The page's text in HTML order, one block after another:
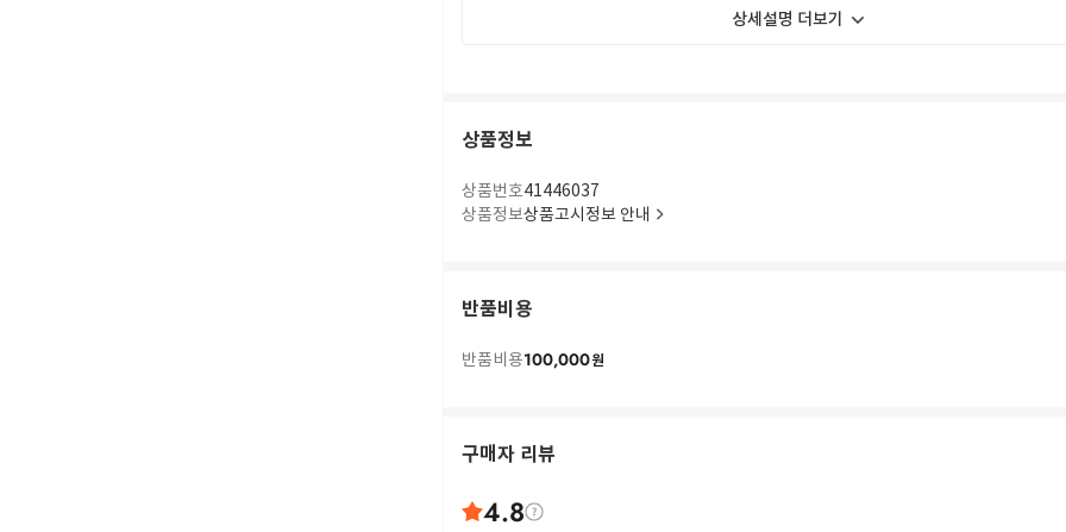
상세설명 더보기
상품정보
상품번호41446037
상품정보상품고시정보 안내
반품비용
반품비용100,000원
구매자 리뷰
4.8